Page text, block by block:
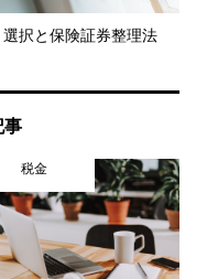
択と保険証券整理法
事
税金